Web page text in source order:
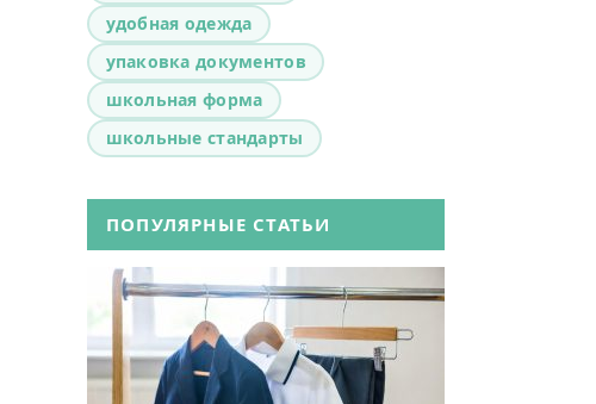
удобная одежда
упаковка документов
школьная форма
школьные стандарты
ПОПУЛЯРНЫЕ СТАТЬИ